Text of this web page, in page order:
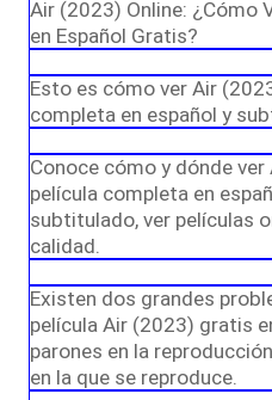
Air (2023) Online: ¿Cómo
en Español Gratis?
Esto es cómo ver Air
completa en español y
Conoce cómo y dónde
película completa en
subtitulado, ver películas
calidad.
Existen dos grandes
película Air (2023) gratis
parones en la
en la que se reproduce.